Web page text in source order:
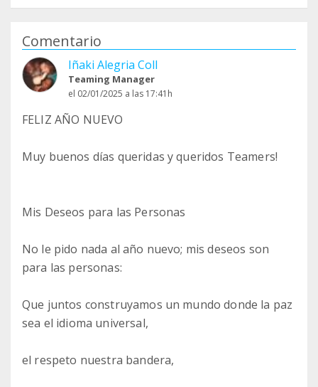
Comentario
Iñaki Alegria Coll
Teaming Manager
el 02/01/2025 a las 17:41h
FELIZ AÑO NUEVO
Muy buenos días queridas y queridos Teamers!
Mis Deseos para las Personas
No le pido nada al año nuevo; mis deseos son
para las personas:
Que juntos construyamos un mundo donde la paz
sea el idioma universal,
el respeto nuestra bandera,